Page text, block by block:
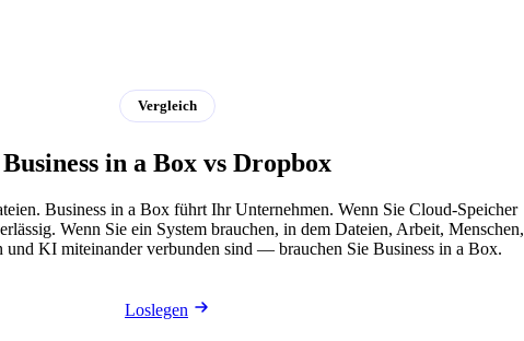
Vergleich
Business in a Box vs Dropbox
Business in a Box führt Ihr Unternehmen. Wenn Sie Cloud-Speicher
Wenn Sie ein System brauchen, in dem Dateien, Arbeit, Menschen,
und KI miteinander verbunden sind — brauchen Sie Business in a Box.
Loslegen